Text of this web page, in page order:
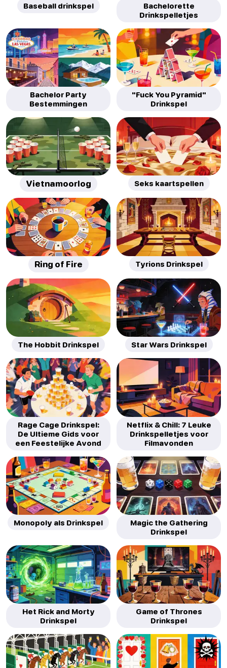
Baseball drinkspel
Bachelorette
Drinkspelletjes
Bachelor Party
Bestemmingen
"Fuck You Pyramid"
Drinkspel
Vietnamoorlog Seks kaartspellen
Ring of Fire Tyrions Drinkspel
The Hobbit Drinkspel Star Wars Drinkspel
Rage Cage Drinkspel:
De Ultieme Gids voor
een Feestelijke Avond
Netflix & Chill: 7 Leuke
Drinkspelletjes voor
Filmavonden
Monopoly als Drinkspel
Magic the Gathering
Drinkspel
Het Rick and Morty
Drinkspel
Game of Thrones
Drinkspel